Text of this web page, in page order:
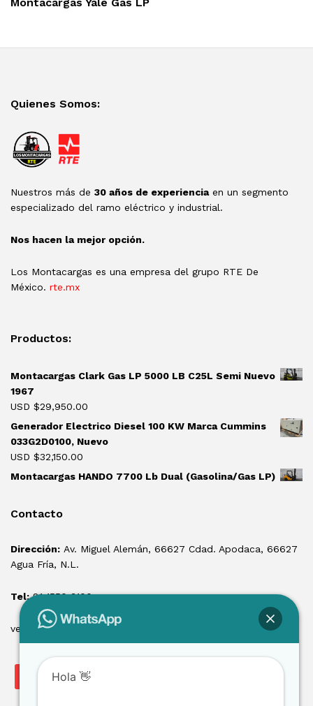
Montacargas Yale Gas LP
Quienes Somos:
Nuestros más de 30 años de experienciaen un segmento
especializado del ramo eléctrico y industrial.
Nos hacen la mejor opción.
Los Montacargas es una empresa del grupo RTE De
México. rte.mx
Productos:
Montacargas Clark Gas LP 5000 LB C25L Semi Nuevo
1967
USD $29,950.00
Generador Electrico Diesel 100 KW Marca Cummins
033G2D0100, Nuevo
USD $32,150.00
Montacargas HANDO 7700 Lb Dual (Gasolina/Gas LP)
Contacto
Dirección: Av. Miguel Alemán, 66627 Cdad. Apodaca, 66627
Agua Fría, N.L.
Tel:81 1550 3100
ventas@losmontacargas.mx
Hola 👋